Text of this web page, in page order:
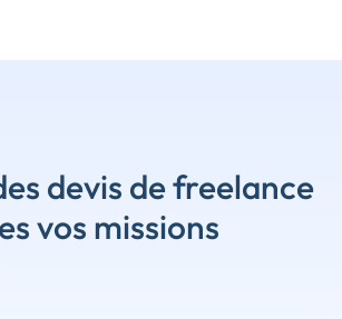
devis de freelance
vos missions